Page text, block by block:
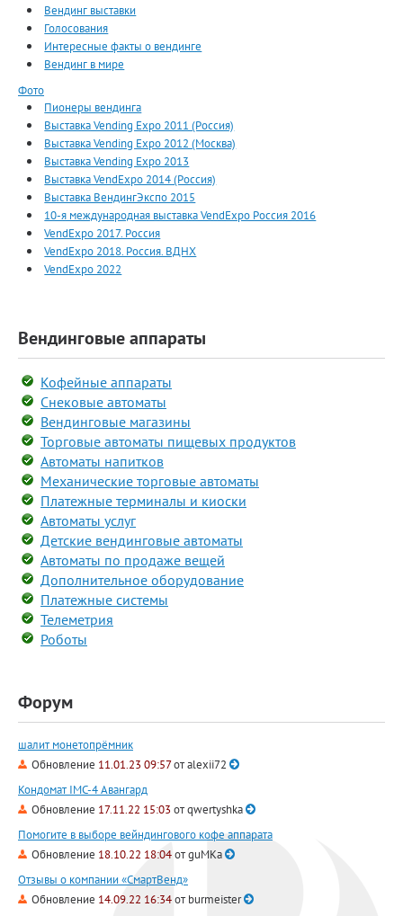
Вендинг выставки
Голосования
Интересные факты о вендинге
Вендинг в мире
Фото
Пионеры вендинга
Выставка Vending Expo 2011 (Россия)
Выставка Vending Expo 2012 (Москва)
Выставка Vending Expo 2013
Выставка VendExpo 2014 (Россия)
Выставка ВендингЭкспо 2015
10-я международная выставка VendExpo Россия 2016
VendExpo 2017. Россия
VendExpo 2018. Россия. ВДНХ
VendExpo 2022
Вендинговые аппараты
Кофейные аппараты
Снековые автоматы
Вендинговые магазины
Торговые автоматы пищевых продуктов
Автоматы напитков
Механические торговые автоматы
Платежные терминалы и киоски
Автоматы услуг
Детские вендинговые автоматы
Автоматы по продаже вещей
Дополнительное оборудование
Платежные системы
Телеметрия
Роботы
Форум
шалит монетопрёмник
Обновление 11.01.23 09:57отalexii72
Кондомат IMC-4 Авангард
Обновление 17.11.22 15:03 отqwertyshka
Помогите в выборе вейндингового кофе аппарата
Обновление 18.10.22 18:04отguMKa
Отзывы о компании «СмартВенд»
Обновление 14.09.22 16:34отburmeister